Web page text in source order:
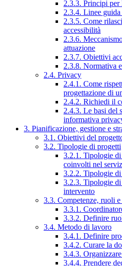
2.3.3. Principi per
2.3.4. Linee
2.3.5. Come
accessibilità
2.3.6.
attuazione
2.3.7. Obiettivi
2.3.8. Normativa
2.4. Privacy
2.4.1. Come
progettazione di
2.4.2. Richiedi il
2.4.3. Le basi del
informativa
3. Pianificazione, gestione e
3.1. Obiettivi del
3.2. Tipologie di progetti
3.2.1. Tipologie
coinvolti nel
3.2.2. Tipologie
3.2.3. Tipologie di
intervento
3.3. Competenze, ruoli
3.3.1.
3.3.2. Definire
3.4. Metodo di lavoro
3.4.1. Definire
3.4.2. Curare la
3.4.3.
3.4.4. Prendere